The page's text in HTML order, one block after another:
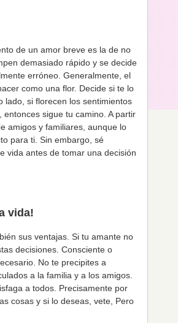
de un amor breve es la de no
demasiado rápido y se decide
erróneo. Generalmente, el
como una flor. Decide si te lo
lado, si florecen los sentimientos
sigue tu camino. A partir
amigos y familiares, aunque lo
para ti. Sin embargo, sé
vida antes de tomar una decisión
vida!
sus ventajas. Si tu amante no
decisiones. Consciente o
No te precipites a
a la familia y a los amigos.
a todos. Precisamente por
cosas y si lo deseas, vete, Pero